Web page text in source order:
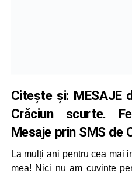
Citește și: MESAJE
Crăciun scurte.
Mesaje prin SMS de
La mulți ani pentru cea mai
mea! Nici nu am cuvinte